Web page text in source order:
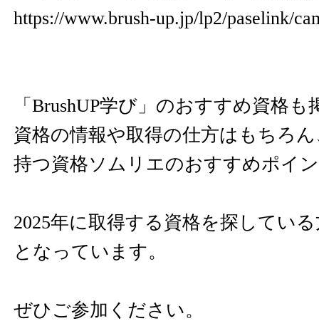
https://www.brush-up.jp/lp2/paselink/
「BrushUP学び」のおすすめ資格
資格の情報や取得の仕方はもちろ
持つ資格ソムリエのおすすめポイ
2025年に取得する資格を探してい
となっています。
ぜひご参加ください。